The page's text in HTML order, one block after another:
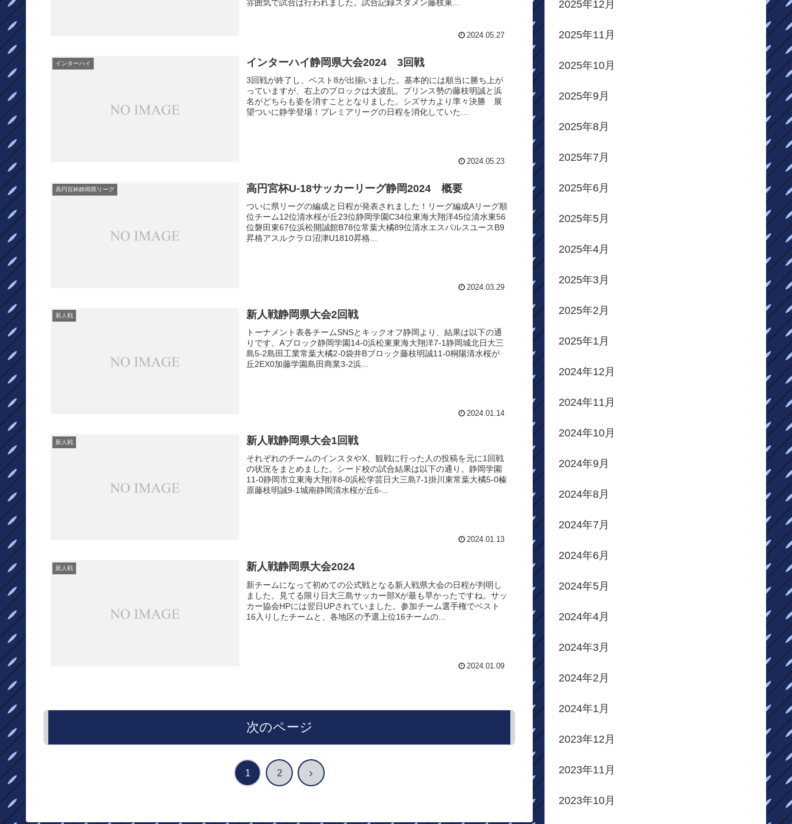
雰囲気で試合は行われました。試合記録スタメン藤枝東...
2024.05.27
インターハイ インターハイ静岡県大会2024 3回戦
3回戦が終了し、ベスト8が出揃いました。基本的には順当に勝ち上が
っていますが、右上のブロックは大波乱。プリンス勢の藤枝明誠と浜
名がどちらも姿を消すこととなりました。シズサカより準々決勝 展
望ついに静学登場！プレミアリーグの日程を消化していた...
2024.05.23
高円宮杯静岡県リーグ 高円宮杯U-18サッカーリーグ静岡2024 概要
ついに県リーグの編成と日程が発表されました！リーグ編成Aリーグ順
位チーム12位清水桜が丘23位静岡学園C34位東海大翔洋45位清水東56
位磐田東67位浜松開誠館B78位常葉大橘89位清水エスパルスユースB9
昇格アスルクラロ沼津U1810昇格...
2024.03.29
新人戦 新人戦静岡県大会2回戦
トーナメント表各チームSNSとキックオフ静岡より、結果は以下の通
りです。Aブロック静岡学園14-0浜松東東海大翔洋7-1静岡城北日大三
島5-2島田工業常葉大橘2-0袋井Bブロック藤枝明誠11-0桐陽清水桜が
丘2EX0加藤学園島田商業3-2浜...
2024.01.14
新人戦 新人戦静岡県大会1回戦
それぞれのチームのインスタやX、観戦に行った人の投稿を元に1回戦
の状況をまとめました。シード校の試合結果は以下の通り。静岡学園
11-0静岡市立東海大翔洋8-0浜松学芸日大三島7-1掛川東常葉大橘5-0榛
原藤枝明誠9-1城南静岡清水桜が丘6-...
2024.01.13
新人戦 新人戦静岡県大会2024
新チームになって初めての公式戦となる新人戦県大会の日程が判明し
ました。見てる限り日大三島サッカー部Xが最も早かったですね。サッ
カー協会HPには翌日UPされていました。参加チーム選手権でベスト
16入りしたチームと、各地区の予選上位16チームの...
2024.01.09
次のページ
1 2 次
2025年12月
2025年11月
2025年10月
2025年9月
2025年8月
2025年7月
2025年6月
2025年5月
2025年4月
2025年3月
2025年2月
2025年1月
2024年12月
2024年11月
2024年10月
2024年9月
2024年8月
2024年7月
2024年6月
2024年5月
2024年4月
2024年3月
2024年2月
2024年1月
2023年12月
2023年11月
2023年10月